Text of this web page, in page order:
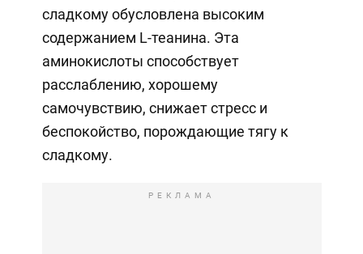
сладкому обусловлена ​​высоким
содержанием L-теанина. Эта
аминокислоты способствует
расслаблению, хорошему
самочувствию, снижает стресс и
беспокойство, порождающие тягу к
сладкому.
РЕКЛАМА